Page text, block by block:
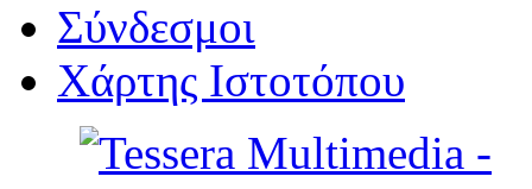
Σύνδεσμοι
Χάρτης Ιστοτόπου